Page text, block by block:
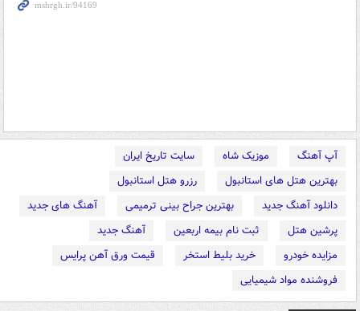
آپ آهنگ موزیک شاه
سایت تاریخ ایران
بهترین هتل های استانبول
رزرو هتل استانبول
دانلود آهنگ جدید
بهترین جراح بینی ترمیمی
آهنگ های جدید
پرشین هتل
ثبت نام بیمه اربعین
آهنگ جدید
مزایده خودرو
خرید بلیط استخر
قیمت ورق آهن پرایس
فروشنده مواد شیمیایی